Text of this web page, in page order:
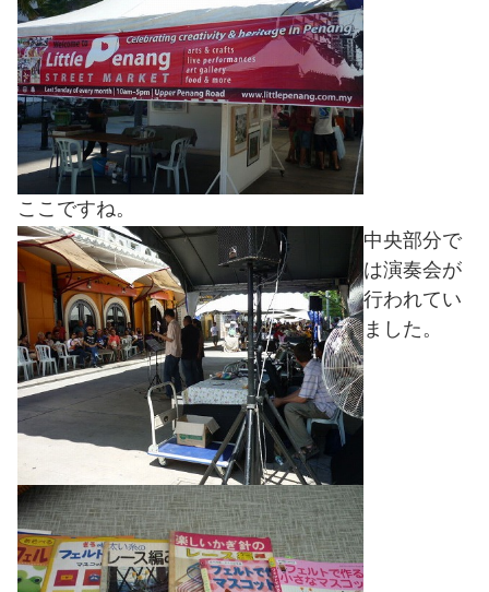
ここですね。
中央部分で
は演奏会が
行われてい
ました。